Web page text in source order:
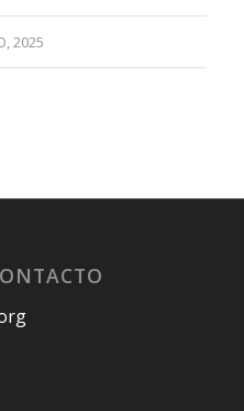
2025